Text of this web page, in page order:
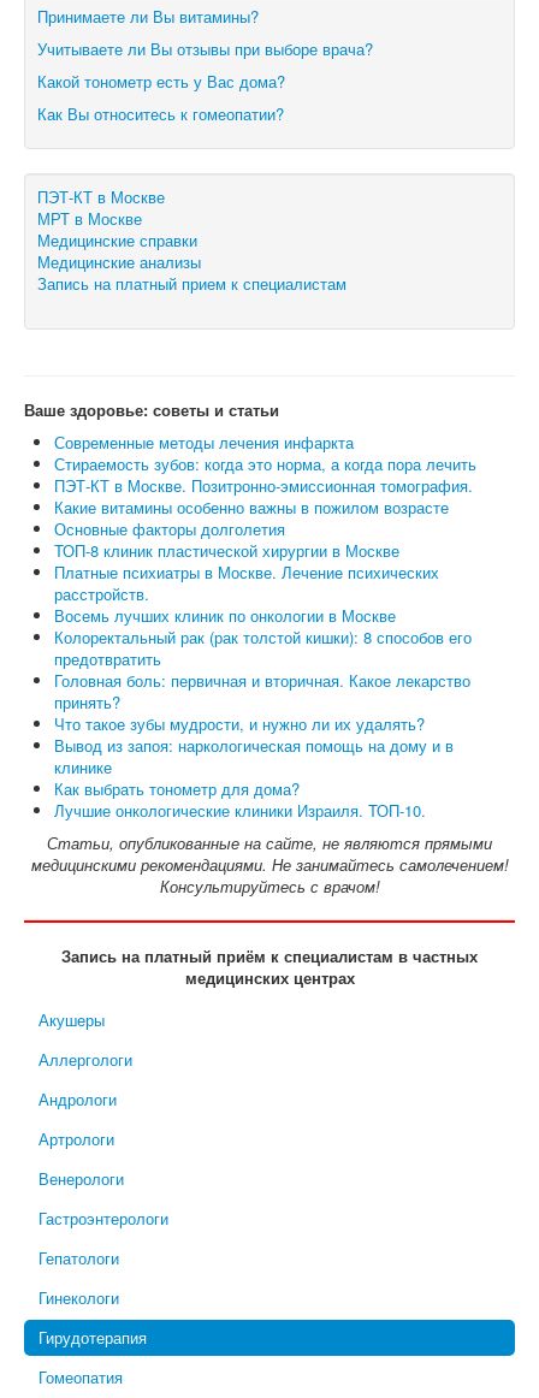
Принимаете ли Вы витамины?
Учитываете ли Вы отзывы при выборе врача?
Какой тонометр есть у Вас дома?
Как Вы относитесь к гомеопатии?
ПЭТ-КТ в Москве
МРТ в Москве
Медицинские справки
Медицинские анализы
Запись на платный прием к специалистам
Ваше здоровье: советы и статьи
Современные методы лечения инфаркта
Стираемость зубов: когда это норма, а когда пора лечить
ПЭТ-КТ в Москве. Позитронно-эмиссионная томография.
Какие витамины особенно важны в пожилом возрасте
Основные факторы долголетия
ТОП-8 клиник пластической хирургии в Москве
Платные психиатры в Москве. Лечение психических
расстройств.
Восемь лучших клиник по онкологии в Москве
Колоректальный рак (рак толстой кишки): 8 способов его
предотвратить
Головная боль: первичная и вторичная. Какое лекарство
принять?
Что такое зубы мудрости, и нужно ли их удалять?
Вывод из запоя: наркологическая помощь на дому и в
клинике
Как выбрать тонометр для дома?
Лучшие онкологические клиники Израиля. ТОП-10.
Статьи, опубликованные на сайте, не являются прямыми
медицинскими рекомендациями. Не занимайтесь самолечением!
Консультируйтесь с врачом!
Запись на платный приём к специалистам в частных
медицинских центрах
Акушеры
Аллергологи
Андрологи
Артрологи
Венерологи
Гастроэнтерологи
Гепатологи
Гинекологи
Гирудотерапия
Гомеопатия